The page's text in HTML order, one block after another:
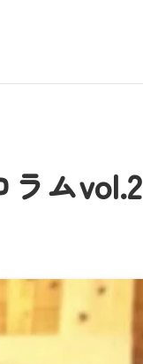
ムvol.2